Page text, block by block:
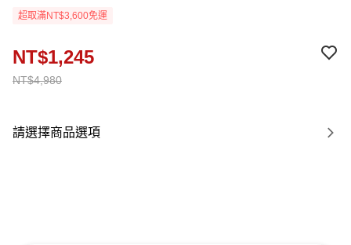
超取滿NT$3,600免運
NT$4,980
NT$1,245
請選擇商品選項